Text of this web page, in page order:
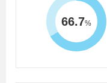
66.7%